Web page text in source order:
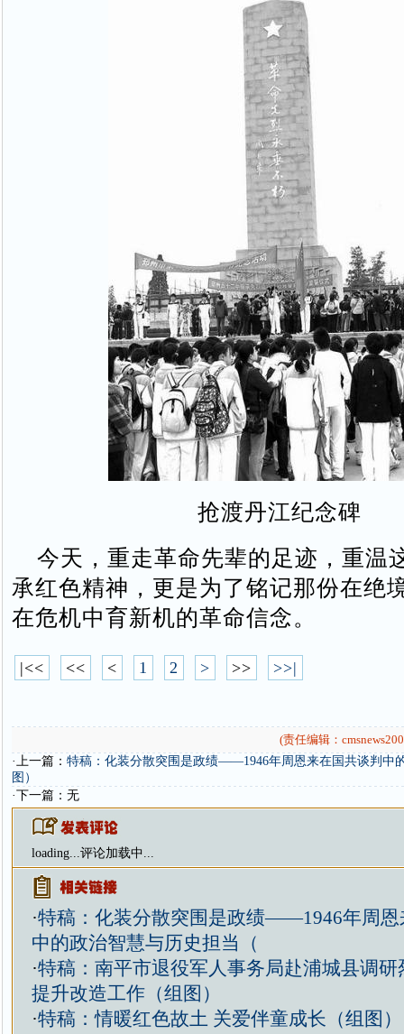
抢渡丹江纪念碑
今天，重走革命先辈的足迹，重温
承红色精神，更是为了铭记那份在绝
在危机中育新机的革命信念。
|<< << < 1 2 > >> >>|
(责任编辑：
·上一篇： 特稿：化装分散突围是政绩——1946年周恩来在国共谈判中
图）
·下一篇：无
loading...评论加载中...
·特稿：化装分散突围是政绩——1946年周恩
中的政治智慧与历史担当（
·特稿：南平市退役军人事务局赴浦城县调研
提升改造工作（组图）
·特稿：情暖红色故土 关爱伴童成长（组图）